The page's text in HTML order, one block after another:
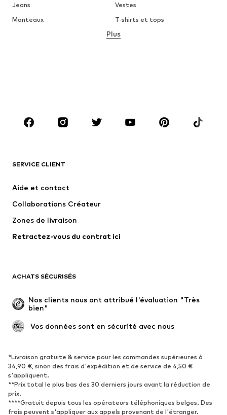
Jeans
Vestes
Manteaux
T-shirts et tops
Lingerie
Accessoires
Premium
Nouveautés
Vestes
Lingerie
Manteaux
Jupes
Occasions spéciales
Exclusif
Remise à neuf
CHAUSSURES
Nouveautés
Tendance
Baskets
Bottines
Escarpins et talons hauts
Bottes
Sandales
Chaussures basses
Plus
SERVICE CLIENT
Aide et contact
Collaborations Créateur
Zones de livraison
Retractez-vous du contrat ici
ACHATS SÉCURISÉS
Nos clients nous ont attribué l'évaluation "Très
bien"
Vos données sont en sécurité avec nous
*Livraison gratuite & service pour les commandes supérieures à
34,90 €, sinon des frais d'expédition et de service de 4,50 €
s'appliquent.
**Prix total le plus bas des 30 derniers jours avant la réduction de
prix.
****Gratuit depuis tous les opérateurs téléphoniques belges. Des
frais peuvent s'appliquer aux appels provenant de l'étranger.